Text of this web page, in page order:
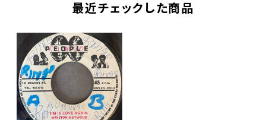
最近チェックした商品